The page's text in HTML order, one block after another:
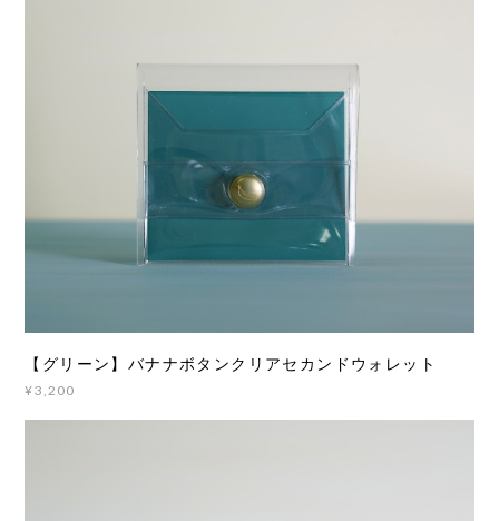
【グリーン】バナナボタンクリアセカンドウォレット
¥3,200